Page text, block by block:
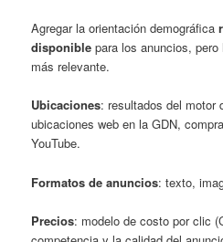
Agregar la orientación demográfica
disponible para los anuncios,
más relevante.
Ubicaciones: resultados del motor
ubicaciones web en la GDN,
YouTube.
Formatos de anuncios: texto,
Precios: modelo de costo por clic